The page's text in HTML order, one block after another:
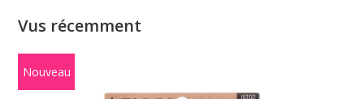
Vus récemment
Nouveau